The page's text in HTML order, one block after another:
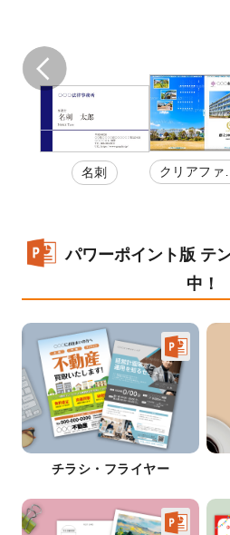
名刺
クリアファ
ル
パワーポイント版 テ
中！
チラシ・フライヤー